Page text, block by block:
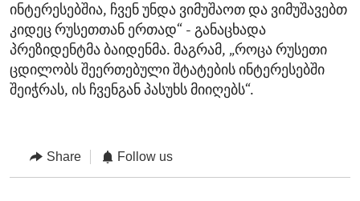
ინტერესებშია, ჩვენ უნდა ვიმუშაოთ და ვიმუშავებთ
კიდეც რუსეთთან ერთად“ - განაცხადა
პრეზიდენტმა ბაიდენმა. მაგრამ, „როცა რუსეთი
ცდილობს შეერთებული შტატების ინტერესებში
შეიჭრას, ის ჩვენგან პასუხს მიიღებს“.
Share Follow us